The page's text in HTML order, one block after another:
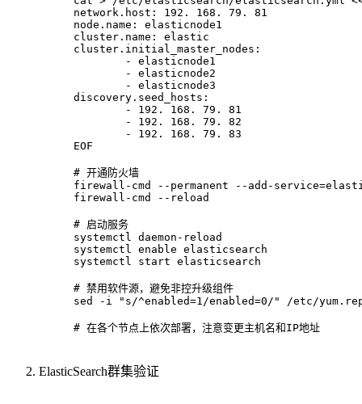
network.host: 192. 168. 79. 81
node.name: elasticnode1
cluster.name: elastic
cluster.initial_master_nodes:
        - elasticnode1
        - elasticnode2
        - elasticnode3
discovery.seed_hosts:
        - 192. 168. 79. 81
        - 192. 168. 79. 82
        - 192. 168. 79. 83
EOF
# 开通防火墙
firewall-cmd --permanent --add-
firewall-cmd --reload
# 启动服务
systemctl daemon-reload
systemctl enable elasticsearch
systemctl start elasticsearch
# 禁用软件源，避免非控升级组件
sed -i "s/^enabled=1/enabled=0/" /etc/
# 在各个节点上依次部署，注意变更主机名和IP地址
ElasticSearch群集验证